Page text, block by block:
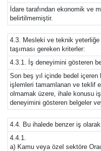
İdare tarafından ekonomik ve
belirtilmemiştir.
4.3. Mesleki ve teknik
taşıması gereken kriterler:
4.3.1. İş deneyimini gösteren
Son beş yıl içinde bedel içeren
işlemleri tamamlanan ve teklif
olmamak üzere, ihale konusu
deneyimini gösteren belgeler
4.4. Bu ihalede benzer iş
4.4.1.
a) Kamu veya özel sektöre